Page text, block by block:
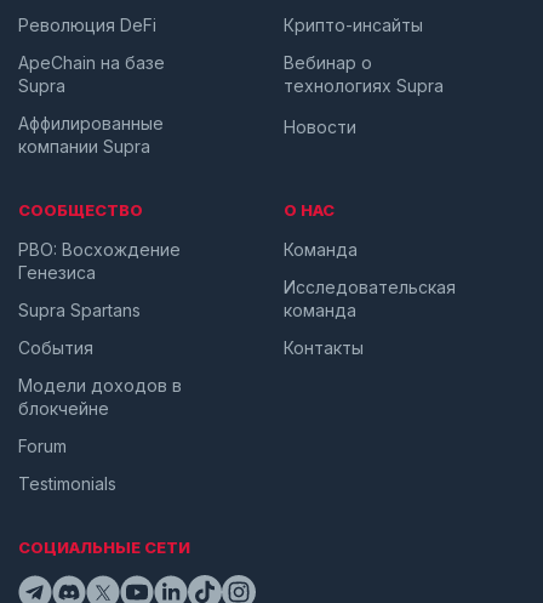
Революция DeFi
ApeChain на базе
Supra
Аффилированные
компании Supra
Крипто-инсайты
Вебинар о
технологиях Supra
Новости
СООБЩЕСТВО
PBO: Восхождение
Генезиса
Supra Spartans
События
Модели доходов в
блокчейне
Forum
Testimonials
О НАС
Команда
Исследовательская
команда
Контакты
СОЦИАЛЬНЫЕ СЕТИ